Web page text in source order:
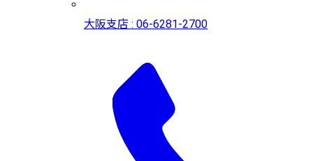
大阪支店 : 06-6281-2700